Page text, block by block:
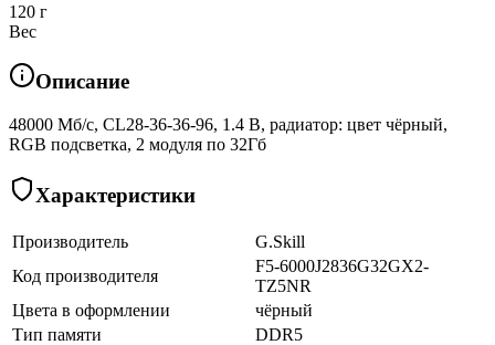
120 г
Вес
Описание
48000 Мб/с, CL28-36-36-96, 1.4 В, радиатор: цвет чёрный,
RGB подсветка, 2 модуля по 32Гб
Характеристики
Производитель
G.Skill
Код производителя
F5-6000J2836G32GX2-
TZ5NR
Цвета в оформлении
чёрный
Тип памяти
DDR5